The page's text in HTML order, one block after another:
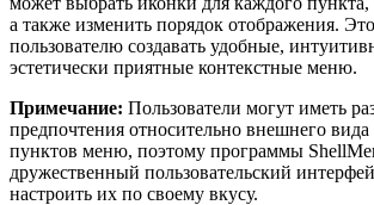
а также изменить порядок отображения.
пользователю создавать удобные,
эстетически приятные контекстные меню.
Примечание: Пользователи могут иметь
предпочтения относительно внешнего
пунктов меню, поэтому программы
дружественный пользовательский
настроить их по своему вкусу.